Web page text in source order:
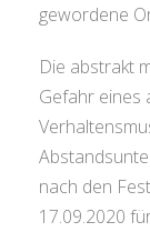
gewordene
Die abstrakt
Gefahr eines
nach den
17.09.2020